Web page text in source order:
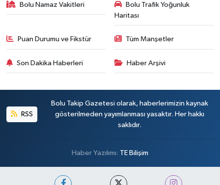
Bolu Namaz Vakitleri
Bolu Trafik Yoğunluk
Haritası
Puan Durumu ve Fikstür Tüm Manşetler
Son Dakika Haberleri Haber Arşivi
RSS
Bolu Takip Gazetesi olarak, haberlerimizin kaynak
gösterilmeden yayımlanması yasaktır. Her hakkı
saklıdır.
Haber Yazılımı: TE Bilişim